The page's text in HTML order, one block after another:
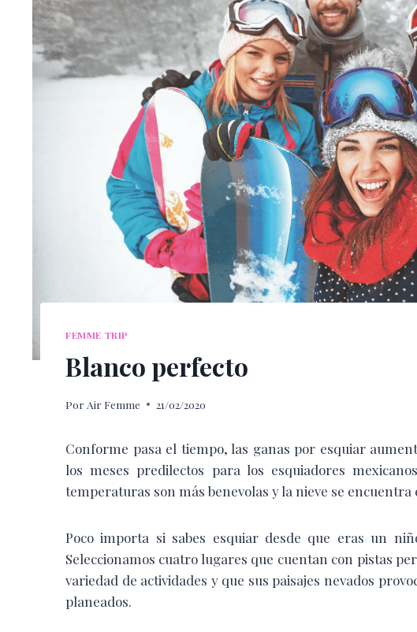
FEMME TRIP
Blanco perfecto
Por Air Femme 21/02/2020
Conforme pasa el tiempo, las ganas por esquiar
los meses predilectos para los esquiadores
temperaturas son más benevolas y la nieve se
Poco importa si sabes esquiar desde que eras un
Seleccionamos cuatro lugares que cuentan con pistas
variedad de actividades y que sus paisajes nevados
planeados.